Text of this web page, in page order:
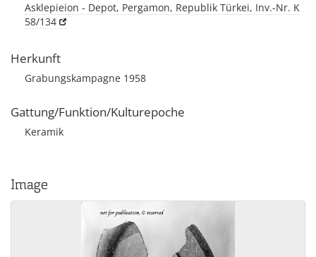
Asklepieion - Depot, Pergamon, Republik Türkei, Inv.-Nr. K
58/134
Herkunft
Grabungskampagne 1958
Gattung/Funktion/Kulturepoche
Keramik
Image